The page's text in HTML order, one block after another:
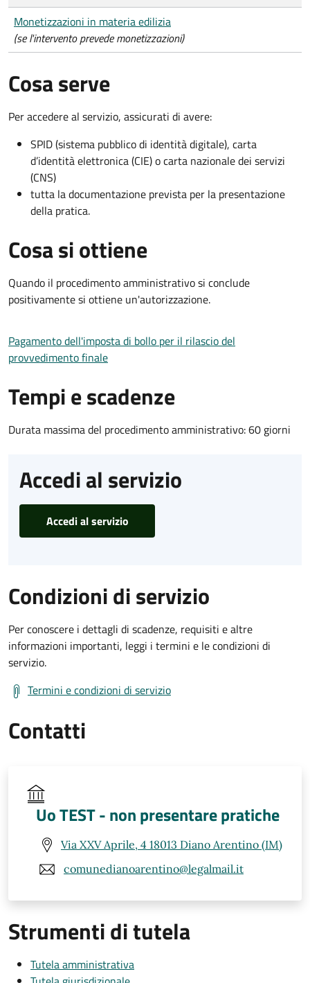
Monetizzazioni in materia edilizia
(se l'intervento prevede monetizzazioni)
Cosa serve
Per accedere al servizio, assicurati di avere:
SPID (sistema pubblico di identità digitale), carta
d’identità elettronica (CIE) o carta nazionale dei servizi
(CNS)
tutta la documentazione prevista per la presentazione
della pratica.
Cosa si ottiene
Quando il procedimento amministrativo si conclude
positivamente si ottiene un'autorizzazione.
Pagamento dell'imposta di bollo per il rilascio del
provvedimento finale
Tempi e scadenze
Durata massima del procedimento amministrativo: 60 giorni
Accedi al servizio
Accedi al servizio
Condizioni di servizio
Per conoscere i dettagli di scadenze, requisiti e altre
informazioni importanti, leggi i termini e le condizioni di
servizio.
Termini e condizioni di servizio
Contatti
Uo TEST - non presentare pratiche
Via XXV Aprile, 4 18013 Diano Arentino (IM)
comunedianoarentino@legalmail.it
Strumenti di tutela
Tutela amministrativa